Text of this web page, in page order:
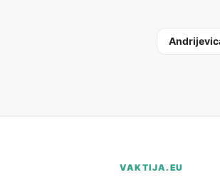
VAKTIJA.EU